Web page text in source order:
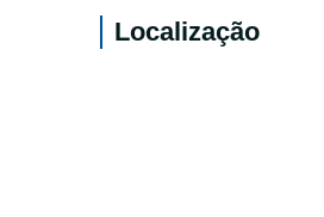
Localização